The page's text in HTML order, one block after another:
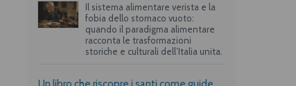
Il sistema alimentare verista e la
fobia dello stomaco vuoto:
quando il paradigma alimentare
racconta le trasformazioni
storiche e culturali dell’Italia unita.